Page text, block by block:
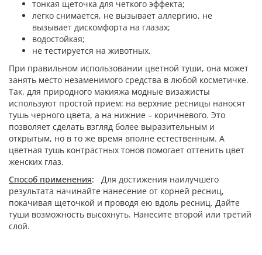
тонкая щеточка для четкого эффекта;
легко снимается, не вызывает аллергию, не
вызывает дискомфорта на глазах;
водостойкая;
не тестируется на животных.
При правильном использовании цветной туши, она может
занять место незаменимого средства в любой косметичке.
Так, для природного макияжа модные визажисты
используют простой прием: на верхние ресницы наносят
тушь черного цвета, а на нижние – коричневого. Это
позволяет сделать взгляд более выразительным и
открытым, но в то же время вполне естественным. А
цветная тушь контрастных тонов помогает оттенить цвет
женских глаз.
Способ применения: Для достижения наилучшего
результата начинайте нанесение от корней ресниц,
покачивая щеточкой и проводя ею вдоль ресниц. Дайте
туши возможность высохнуть. Нанесите второй или третий
слой.